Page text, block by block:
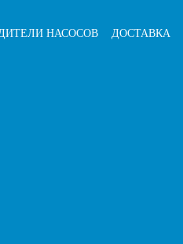
НАСОСОВ ДОСТАВКА